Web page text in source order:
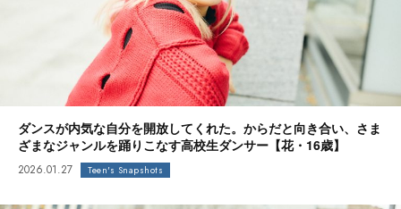
ダンスが内気な自分を開放してくれた。からだと向き合い、さま
ざまなジャンルを踊りこなす高校生ダンサー【花・16歳】
2026.01.27 Teen's Snapshots